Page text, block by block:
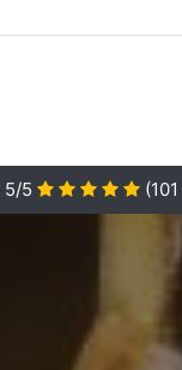
5/5 (101